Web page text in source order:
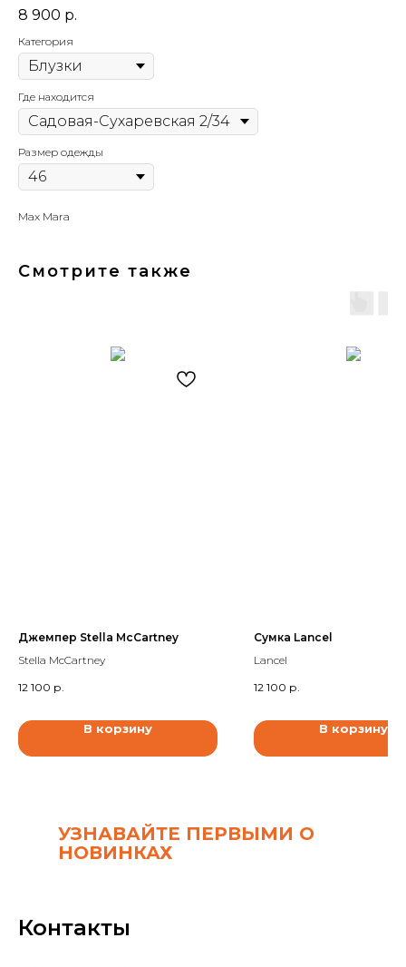
8 900 р.
Категория
Где находится
Размер одежды
Max Mara
Смотрите также
Джемпер Stella McCartney
Stella McCartney
12 100 р.
В корзину
Сумка Lancel
Lancel
12 100 р.
В корзину
УЗНАВАЙТЕ ПЕРВЫМИ О
НОВИНКАХ
Контакты